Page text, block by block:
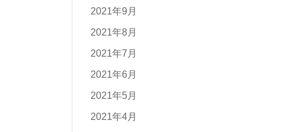
2021年9月
2021年8月
2021年7月
2021年6月
2021年5月
2021年4月